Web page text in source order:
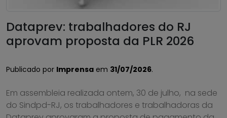
Dataprev: trabalhadores do RJ
aprovam proposta da PLR 2026
Publicado por Imprensa em 31/07/2026.
Em assembleia realizada ontem, 30 de julho, na sede
do Sindpd-RJ, os trabalhadores e trabalhadoras da